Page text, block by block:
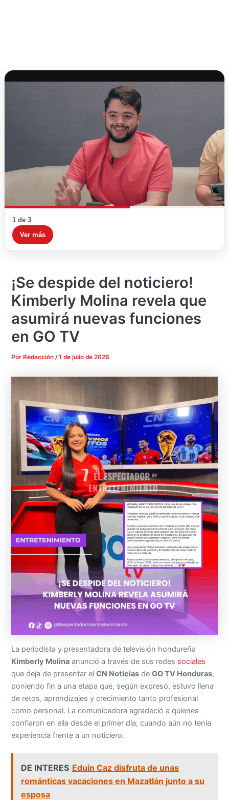
1 de 3
Ver más
¡Se despide del noticiero!
Kimberly Molina revela que
asumirá nuevas funciones
en GO TV
Por Redacción/1 de julio de 2026
La periodista y presentadora de televisión hondureña
Kimberly Molina anunció a través de sus redes sociales
que deja de presentar elCN Noticias deGO TV Honduras,
poniendo fin a una etapa que, según expresó, estuvo llena
de retos, aprendizajes y crecimiento tanto profesional
como personal. La comunicadora agradeció a quienes
confiaron en ella desde el primer día, cuando aún no tenía
experiencia frente a un noticiero.
DE INTERES Eduín Caz disfruta de unas
románticas vacaciones en Mazatlán junto a su
esposa